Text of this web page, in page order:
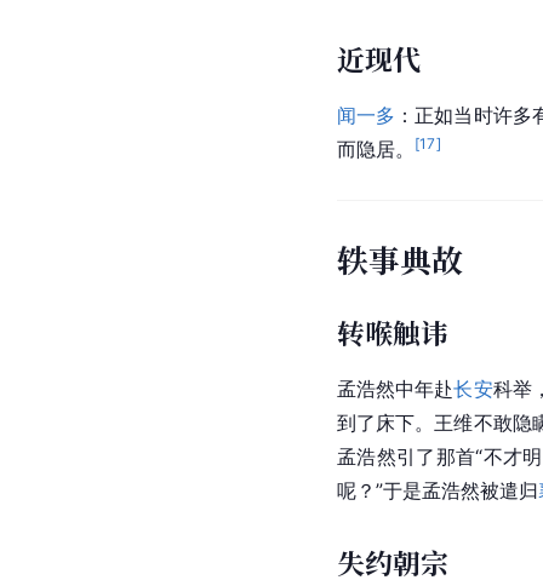
近现代
闻一多 ：正如当时许多
而隐居。
[17]
轶事典故
转喉触讳
孟浩然中年赴长安科举
到了床下。王维不敢隐
孟浩然引了那首“不才
呢？”于是孟浩然被遣归
失约朝宗